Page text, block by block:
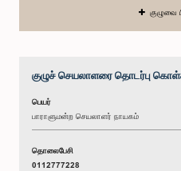
குழுச் செயலாளரை தொடர்பு
பெயர்
பாராளுமன்ற செயலாளர் நாயகம்
தொலைபேசி
0112777228